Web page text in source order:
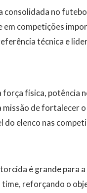
consolidada no
em competições
técnica e
força física, potência
missão de fortalecer
do elenco nas
é grande para
reforçando o